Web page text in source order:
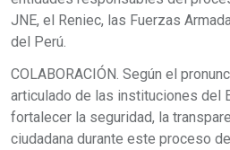
JNE, el Reniec, las Fuerzas
del Perú.
COLABORACIÓN. Según el
articulado de las instituciones del
fortalecer la seguridad, la
ciudadana durante este proceso